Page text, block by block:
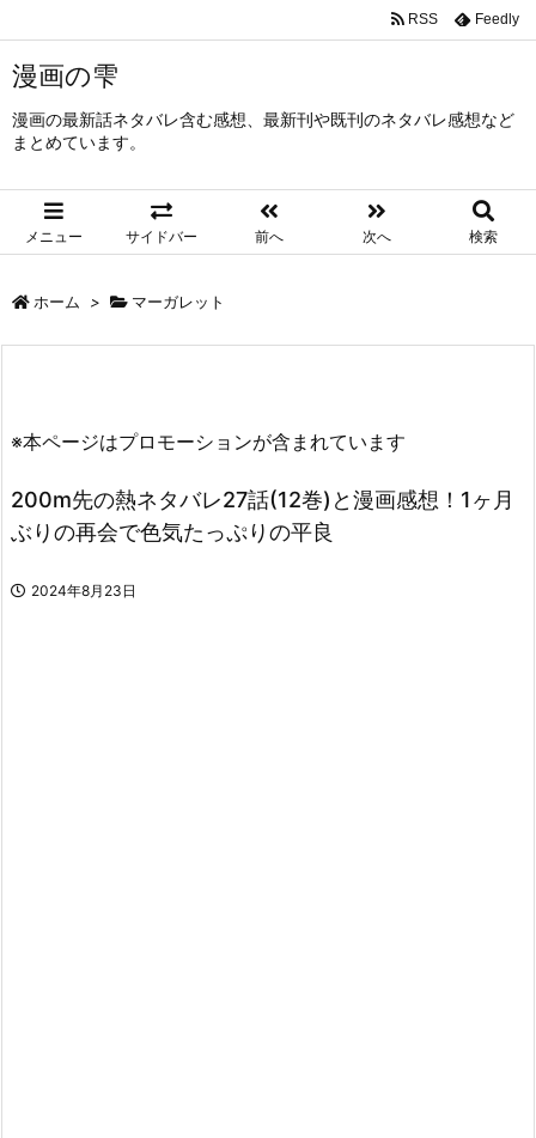
漫画の雫
漫画の最新話ネタバレ含む感想、最新刊や既刊のネタバレ感想など
まとめています。
メニュー サイドバー 前へ 次へ 検索
RSS Feedly
ホーム > マーガレット
※本ページはプロモーションが含まれています
200m先の熱ネタバレ27話(12巻)と漫画感想！1ヶ月
ぶりの再会で色気たっぷりの平良
2024年8月23日